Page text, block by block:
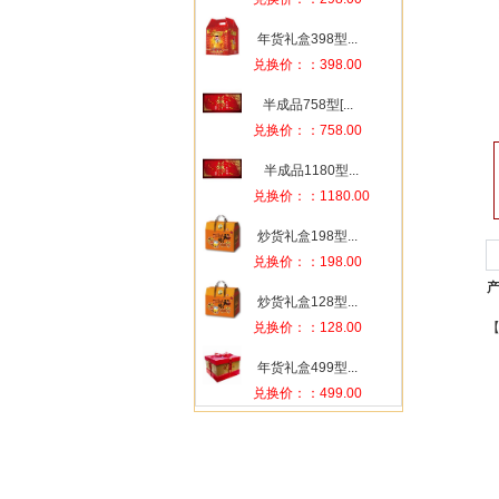
年货礼盒398型...
兑换价：：398.00
半成品758型[...
兑换价：：758.00
半成品1180型...
兑换价：：1180.00
炒货礼盒198型...
兑换价：：198.00
炒货礼盒128型...
兑换价：：128.00
年货礼盒499型...
兑换价：：499.00